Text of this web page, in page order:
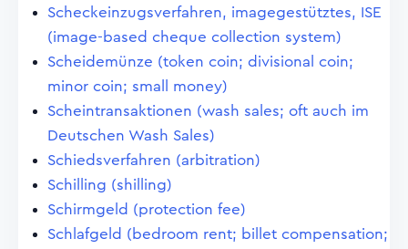
Scheckeinzugsverfahren, imagegestütztes, ISE
(image-based cheque collection system)
Scheidemünze (token coin; divisional coin;
minor coin; small money)
Scheintransaktionen (wash sales; oft auch im
Deutschen Wash Sales)
Schiedsverfahren (arbitration)
Schilling (shilling)
Schirmgeld (protection fee)
Schlafgeld (bedroom rent; billet compensation;